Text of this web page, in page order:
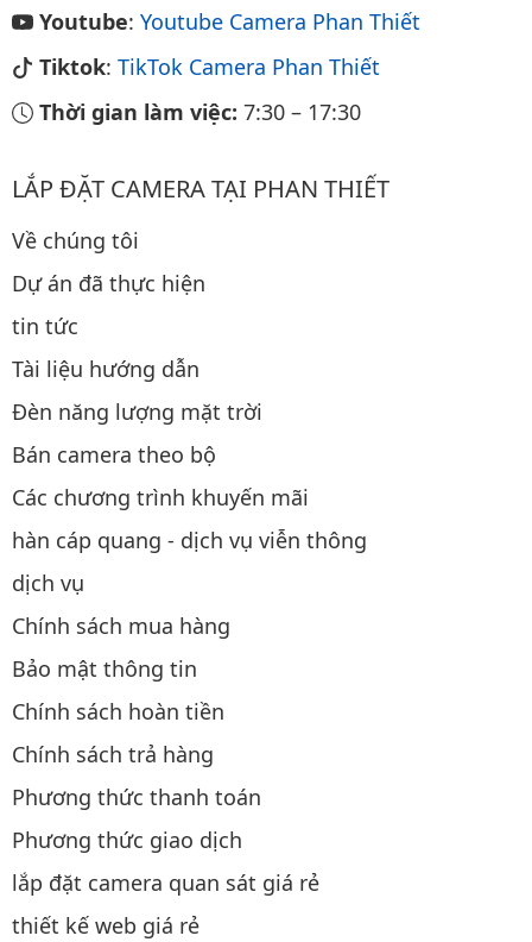
Youtube: Youtube Camera Phan Thiết
Tiktok: TikTok Camera Phan Thiết
Thời gian làm việc: 7:30 – 17:30
LẮP ĐẶT CAMERA TẠI PHAN THIẾT
Về chúng tôi
Dự án đã thực hiện
tin tức
Tài liệu hướng dẫn
Đèn năng lượng mặt trời
Bán camera theo bộ
Các chương trình khuyến mãi
hàn cáp quang - dịch vụ viễn thông
dịch vụ
Chính sách mua hàng
Bảo mật thông tin
Chính sách hoàn tiền
Chính sách trả hàng
Phương thức thanh toán
Phương thức giao dịch
lắp đặt camera quan sát giá rẻ
thiết kế web giá rẻ